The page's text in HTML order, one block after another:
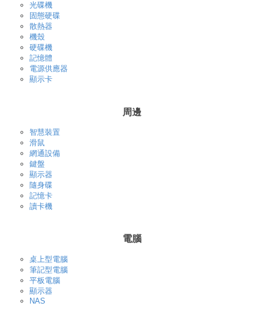
光碟機
固態硬碟
散熱器
機殼
硬碟機
記憶體
電源供應器
顯示卡
周邊
智慧裝置
滑鼠
網通設備
鍵盤
顯示器
隨身碟
記憶卡
讀卡機
電腦
桌上型電腦
筆記型電腦
平板電腦
顯示器
NAS